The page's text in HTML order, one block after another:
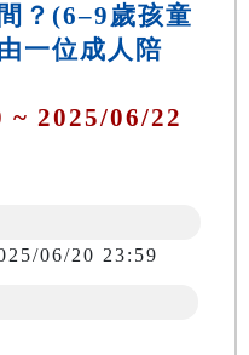
？(6–9歲孩童
一位成人陪
~ 2025/06/22
06/20 23:59